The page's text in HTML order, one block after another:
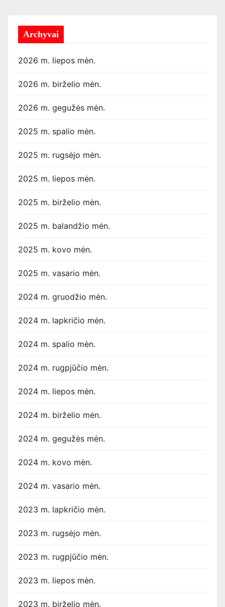
Archyvai
2026 m. liepos mėn.
2026 m. birželio mėn.
2026 m. gegužės mėn.
2025 m. spalio mėn.
2025 m. rugsėjo mėn.
2025 m. liepos mėn.
2025 m. birželio mėn.
2025 m. balandžio mėn.
2025 m. kovo mėn.
2025 m. vasario mėn.
2024 m. gruodžio mėn.
2024 m. lapkričio mėn.
2024 m. spalio mėn.
2024 m. rugpjūčio mėn.
2024 m. liepos mėn.
2024 m. birželio mėn.
2024 m. gegužės mėn.
2024 m. kovo mėn.
2024 m. vasario mėn.
2023 m. lapkričio mėn.
2023 m. rugsėjo mėn.
2023 m. rugpjūčio mėn.
2023 m. liepos mėn.
2023 m. birželio mėn.